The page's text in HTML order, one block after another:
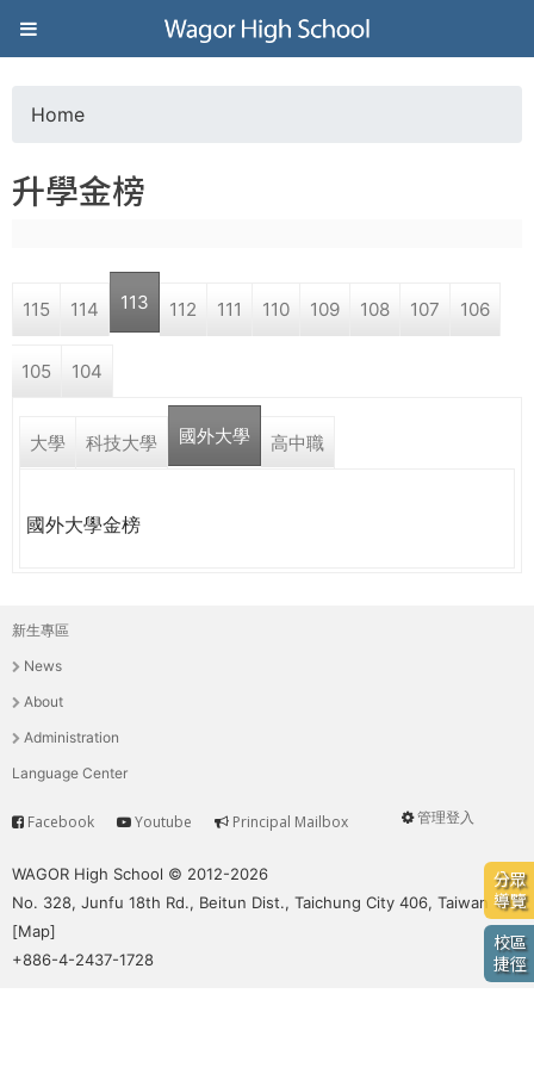
Jump to navigation
葳
格
高
學
培
養
具
國
移
動
的
世
界
公
o
a
r
e
r
e
Home
升學金榜
115 114 113 112 111 110 109 108 107 106
105 104
大學 科技大學 國外大學 高中職
國外大學金榜
分眾
導覽
校區
捷徑
主
選
單
新生專區
News
About
Administration
Language Center
User
管理登入
Service
Facebook Youtube Principal Mailbox
WAGOR High School © 2012-2026
No. 328, Junfu 18th Rd., Beitun Dist., Taichung City 406, Taiwan
[Map]
+886-4-2437-1728